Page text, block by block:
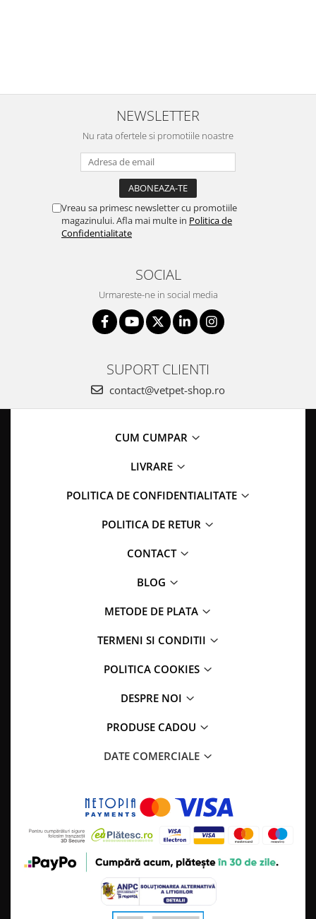
NEWSLETTER
Nu rata ofertele si promotiile noastre
Vreau sa primesc newsletter cu promotiile
magazinului. Afla mai multe in Politica de
Confidentialitate
SOCIAL
Urmareste-ne in social media
SUPORT CLIENTI
contact@vetpet-shop.ro
CUM CUMPAR
LIVRARE
POLITICA DE CONFIDENTIALITATE
POLITICA DE RETUR
CONTACT
BLOG
METODE DE PLATA
TERMENI SI CONDITII
POLITICA COOKIES
DESPRE NOI
PRODUSE CADOU
DATE COMERCIALE